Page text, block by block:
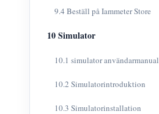
9.4 Beställ på Iammeter Store
10 Simulator
10.1 simulator användarmanual
10.2 Simulatorintroduktion
10.3 Simulatorinstallation